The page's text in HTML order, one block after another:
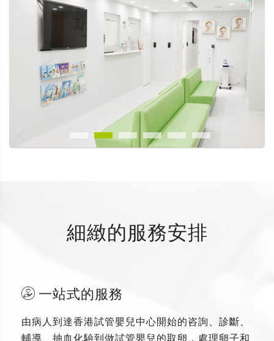
細緻的服務安排
一站式的服務
由病人到達香港試管嬰兒中心開始的咨詢、診斷、
輔導、抽血化驗到做試管嬰兒的取卵，處理卵子和